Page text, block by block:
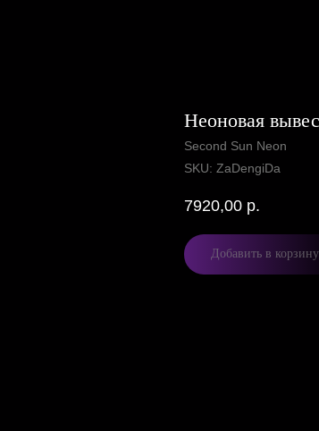
Неоновая
Second Sun Neon
SKU: ZaDengiDa
7920,00 р.
Добавить в корзину